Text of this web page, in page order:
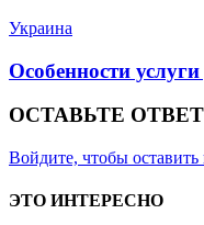
Украина
Особенности
ОСТАВЬТЕ ОТВЕТ
Войдите, чтобы
ЭТО ИНТЕРЕСНО